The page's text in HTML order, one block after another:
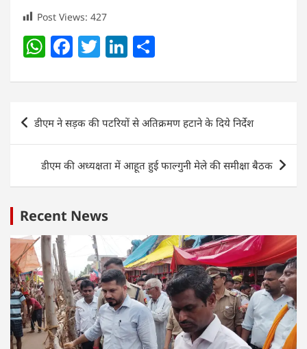
Post Views: 427
W
at
s
A
p
p
F
c
e
b
o
o
T
itt
er
Li
k
e
dI
n
ar
e
Post
navigation
डीएम ने सड़क की पटरियों से अतिक्रमण हटाने के दिये निर्देश
डीएम की अध्यक्षता में आहूत हुई फाल्गुनी मेले की समीक्षा बैठक
Recent News